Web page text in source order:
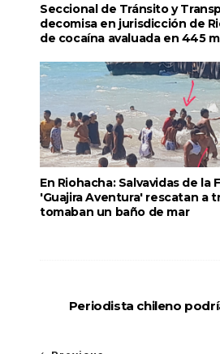
Seccional de Tránsito y
decomisa en jurisdicción de
de cocaína avaluada en 445
En Riohacha: Salvavidas de la
'Guajira Aventura' rescatan a
tomaban un baño de mar
Periodista chileno